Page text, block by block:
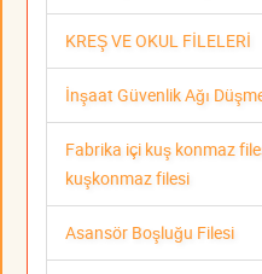
KREŞ VE OKUL FİLELERİ
İnşaat Güvenlik Ağı
Fabrika içi kuş konmaz
kuşkonmaz filesi
Asansör Boşluğu Filesi